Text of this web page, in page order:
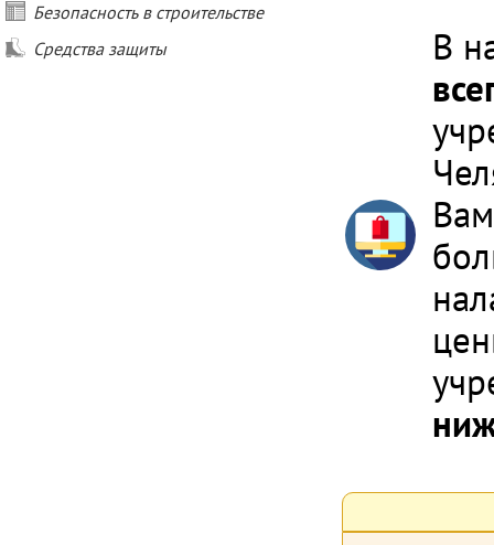
Безопасность в строительстве
Средства защиты
В